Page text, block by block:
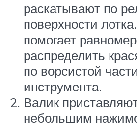
раскатывают по
поверхности
помогает
распределить
по ворсистой части
инструмента.
Валик
небольшим